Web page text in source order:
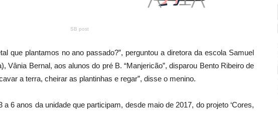
SB post
que plantamos no ano passado?”, perguntou a diretora da escola Samuel
Vânia Bernal, aos alunos do pré B. “Manjericão”, disparou Bento Ribeiro de
a terra, cheirar as plantinhas e regar”, disse o menino.
6 anos da unidade que participam, desde maio de 2017, do projeto ‘Cores,